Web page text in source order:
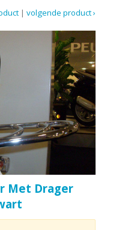
volgende product ›
|
Met Drager